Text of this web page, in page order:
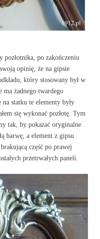
pozłotnika, po zakończeniu
opinię, że na gipsie
który stosowany był w
ma żadnego twardego
statku te elementy były
się wykonać pozłotę. Tym
tak, by pokazać oryginalne
barwę, a element z gipsu
część po prawej
przetrwałych paneli.